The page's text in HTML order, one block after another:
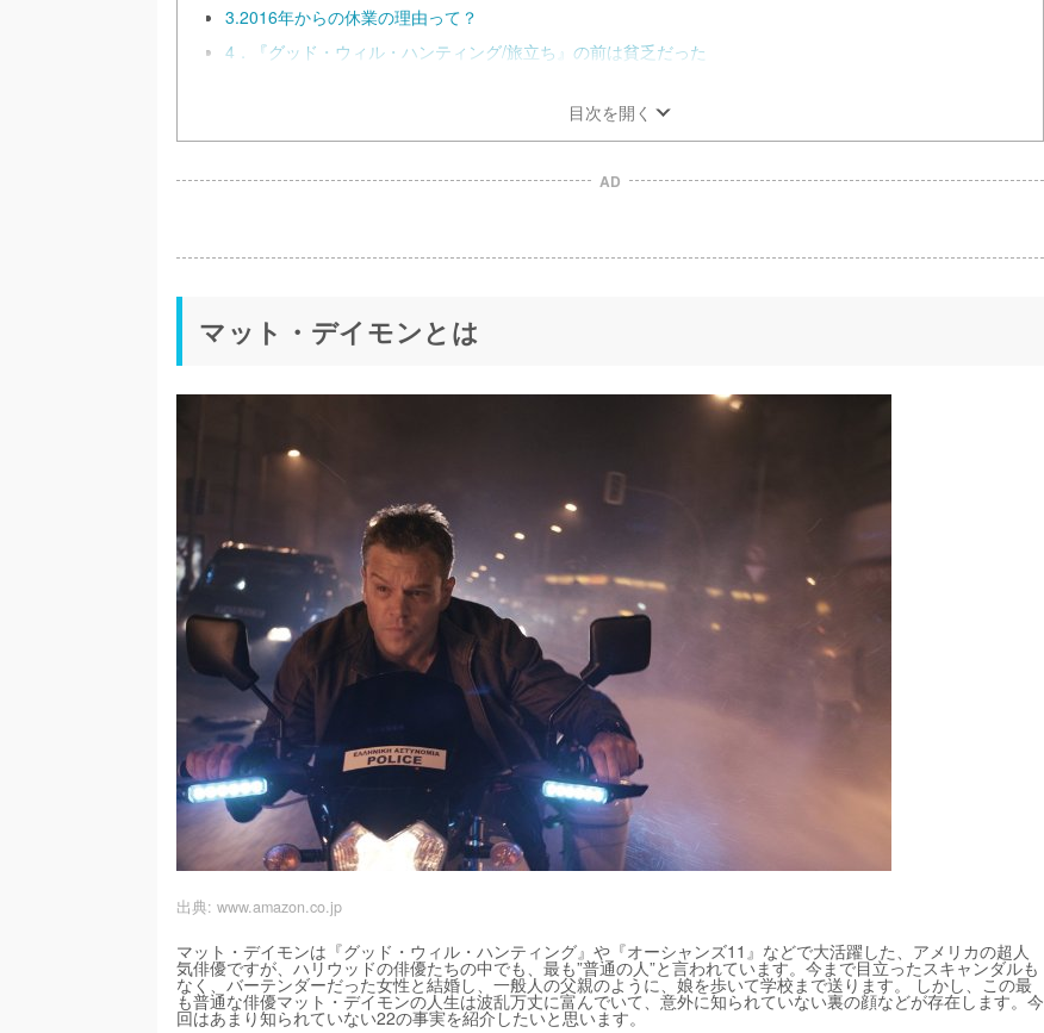
3.2016年からの休業の理由って？
4．『グッド・ウィル・ハンティング/旅立ち』の前は貧乏だった
目次を開く
AD
マット・デイモンとは
出典: www.amazon.co.jp
マット・デイモンは『グッド・ウィル・ハンティング』や『オーシャンズ11』などで大活躍した、アメリカの超人
気俳優ですが、ハリウッドの俳優たちの中でも、最も”普通の人”と言われています。今まで目立ったスキャンダルも
なく、バーテンダーだった女性と結婚し、一般人の父親のように、娘を歩いて学校まで送ります。 しかし、この最
も普通な俳優マット・デイモンの人生は波乱万丈に富んでいて、意外に知られていない裏の顔などが存在します。今
回はあまり知られていない22の事実を紹介したいと思います。